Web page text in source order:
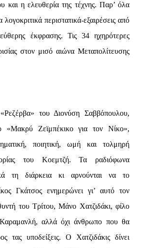
και η ελευθερία της τέχνης. Παρ’ όλα
περιστατικά-εξαιρέσεις από
έκφρασης. Τις 34 ηχηρότερες
στον μισό αιώνα Μεταπολίτευσης
του Διονύση Σαββόπουλου,
«Μακρύ Ζεϊμπέκικο για τον Νίκο»,
ποιητική, ωμή και τολμηρή
του Κοεμτζή. Τα ραδιόφωνα
τη διάρκεια κι αρνούνται να το
Γκάτσος ενημερώνει γι’ αυτό τον
του Τρίτου, Μάνο Χατζιδάκι, φίλο
αλλά όχι άνθρωπο που θα
τας υποδείξεις. Ο Χατζιδάκις δίνει